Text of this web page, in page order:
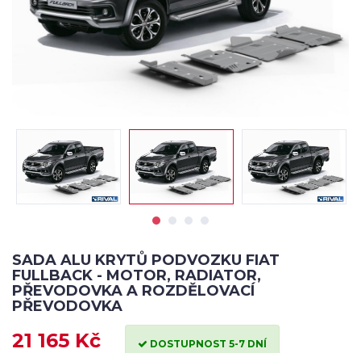
SADA ALU KRYTŮ PODVOZKU FIAT
FULLBACK - MOTOR, RADIATOR,
PŘEVODOVKA A ROZDĚLOVACÍ
PŘEVODOVKA
21 165 Kč DOSTUPNOST 5-7 DNÍ